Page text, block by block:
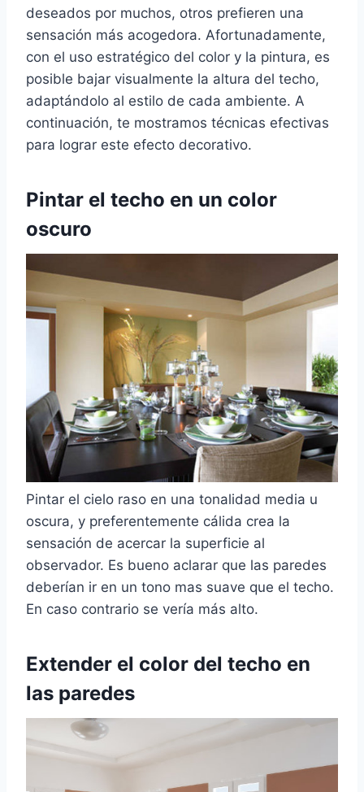
deseados por muchos, otros prefieren una
sensación más acogedora. Afortunadamente,
con el uso estratégico del color y la pintura, es
posible bajar visualmente la altura del techo,
adaptándolo al estilo de cada ambiente. A
continuación, te mostramos técnicas efectivas
para lograr este efecto decorativo.
Pintar el techo en un color
oscuro
Pintar el cielo raso en una tonalidad media u
oscura, y preferentemente cálida crea la
sensación de acercar la superficie al
observador. Es bueno aclarar que las paredes
deberían ir en un tono mas suave que el techo.
En caso contrario se vería más alto.
Extender el color del techo en
las paredes